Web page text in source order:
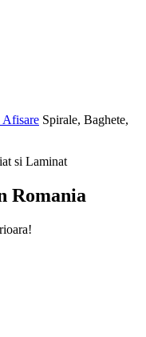
Afisare Spirale, Baghete,
si Laminat
Romania​